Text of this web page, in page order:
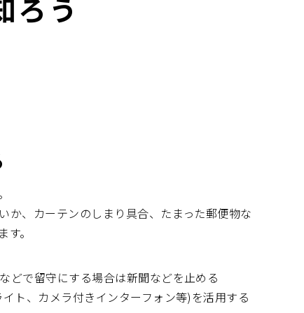
ろう
か、カーテンのしまり具合、たまった郵便物な
。
どで留守にする場合は新聞などを止める
ト、カメラ付きインターフォン等)を活用する